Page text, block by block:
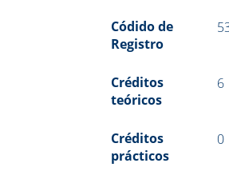
Códido de
Registro
Créditos
teóricos
6
Créditos
prácticos
0